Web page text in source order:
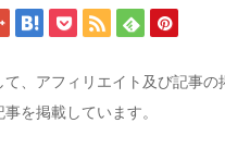
て、アフィリエイト及び記事の
を掲載しています。